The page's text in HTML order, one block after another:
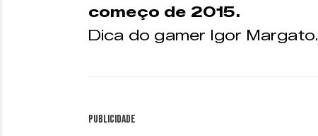
começo de 2015.
Dica do gamer Igor Margato.
Publicidade